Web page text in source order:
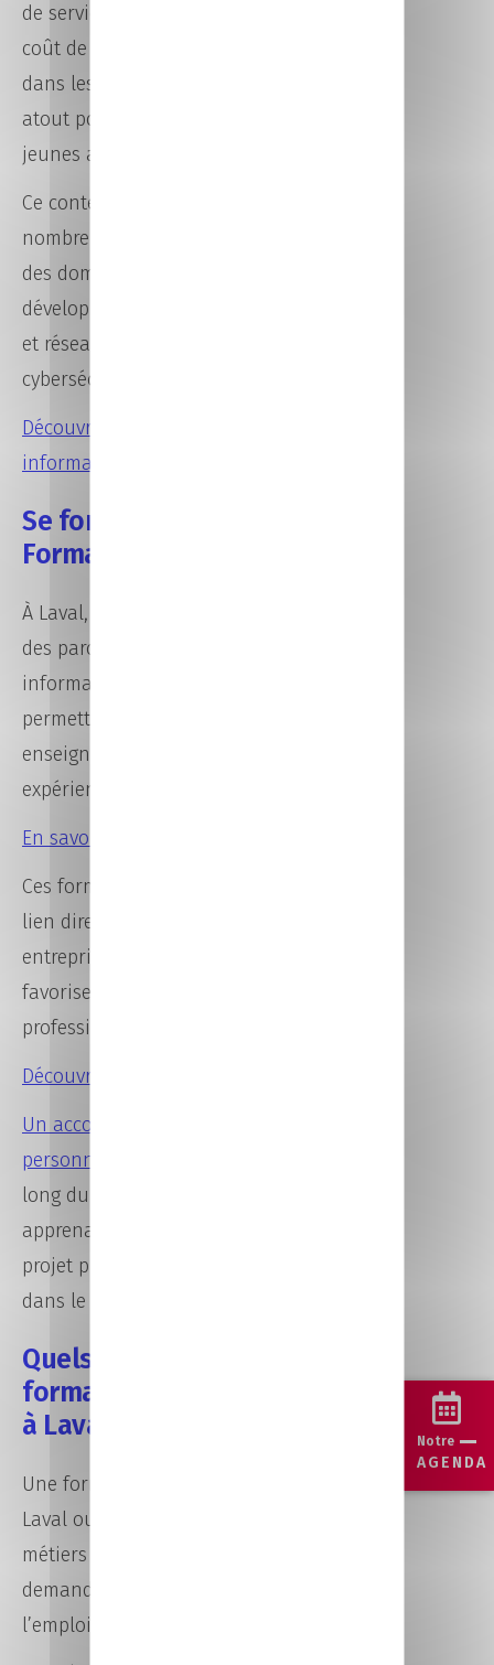
Notre
AGENDA
de services de proximité et d’un
coût de la vie plus accessible que
dans les grandes métropoles, un
atout pour les apprenants et les
jeunes actifs.
Ce contexte favorable ouvre de
nombreuses opportunités dans
des domaines variés comme le
développement web, les systèmes
et réseaux ou encore la
cybersécurité.
Découvrir les formations en
informatique
Se former avec CCI
Formation 53 à Laval
À Laval, CCI Formation 53 propose
des parcours en formation
informatique en alternance,
permettant de combiner
enseignement théorique et
expérience en entreprise.
En savoir plus sur l’alternance
Ces formations sont conçues en
lien direct avec les besoins des
entreprises du territoire afin de
favoriser une insertion
professionnelle rapide et durable.
Découvrir la filière informatique
Un accompagnement
personnalisé
long du parcours pour aider les
apprenants à construire leur
projet professionnel et à s’intégrer
dans le secteur du numérique.
Quels métiers après une
formation informatique
à Laval ?
Une formation informatique à
Laval ouvre l’accès à de nombreux
métiers du numérique, en forte
demande sur le marché de
l’emploi.